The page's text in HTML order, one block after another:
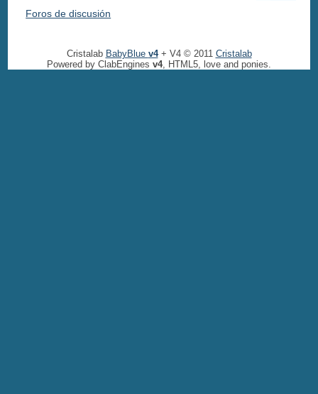
Foros de discusión
Cristalab BabyBlue v4+ V4 © 2011 Cristalab
Powered by ClabEngines v4, HTML5, love and ponies.